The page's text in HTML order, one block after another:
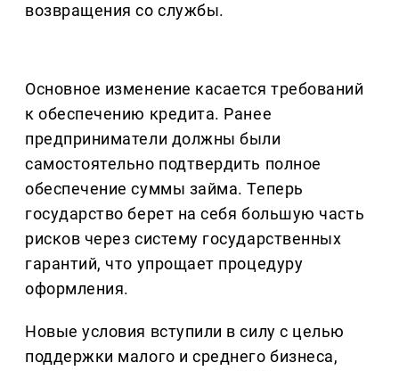
возвращения со службы.
Основное изменение касается требований
к обеспечению кредита. Ранее
предприниматели должны были
самостоятельно подтвердить полное
обеспечение суммы займа. Теперь
государство берет на себя большую часть
рисков через систему государственных
гарантий, что упрощает процедуру
оформления.
Новые условия вступили в силу с целью
поддержки малого и среднего бизнеса,